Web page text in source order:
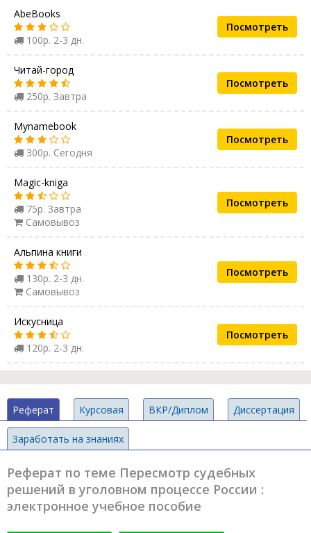
AbeBooks
100р. 2-3 дн.
Посмотреть
Читай-город
250р. Завтра
Посмотреть
Mynamebook
300р. Сегодня
Посмотреть
Magic-kniga
75р. Завтра
Самовывоз
Посмотреть
Альпина книги
130р. 2-3 дн.
Самовывоз
Посмотреть
Искусница
120р. 2-3 дн.
Посмотреть
Реферат Курсовая ВКР/Диплом Диссертация
Заработать на знаниях
Реферат по теме Пересмотр судебных
решений в уголовном процессе России :
электронное учебное пособие